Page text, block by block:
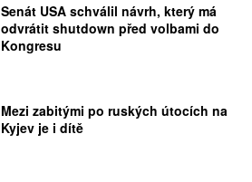
Senát USA schválil návrh, který má
odvrátit shutdown před volbami do
Kongresu
Mezi zabitými po ruských útocích na
Kyjev je i dítě